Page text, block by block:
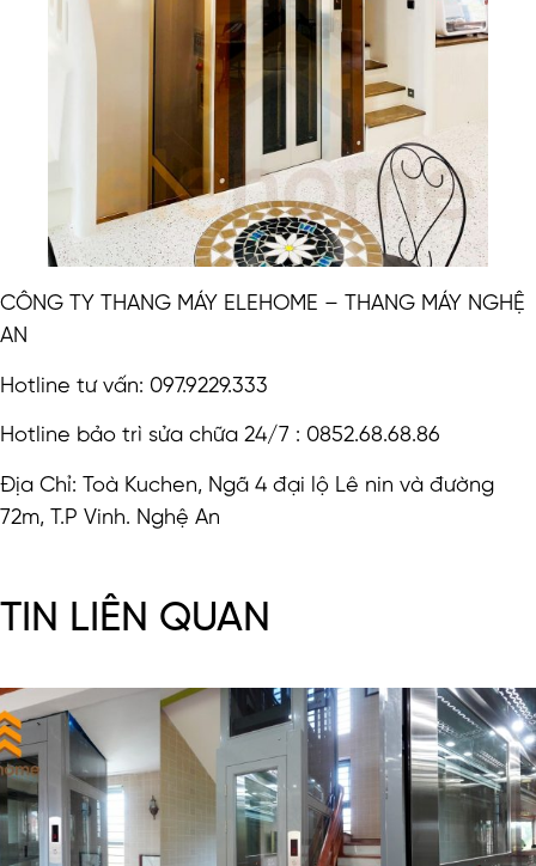
CÔNG TY THANG MÁY ELEHOME – THANG MÁY NGHỆ
AN
Hotline tư vấn: 097.9229.333
Hotline bảo trì sửa chữa 24/7 : 0852.68.68.86
Địa Chỉ: Toà Kuchen, Ngã 4 đại lộ Lê nin và đường
72m, T.P Vinh. Nghệ An
TIN LIÊN QUAN